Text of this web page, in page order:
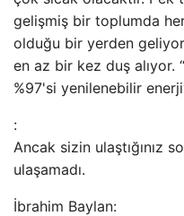
gelişmiş bir toplumda
olduğu bir yerden
en az bir kez duş alıyor.
%97'si yenilenebilir
:
Ancak sizin ulaştığınız
ulaşamadı.
İbrahim Baylan: